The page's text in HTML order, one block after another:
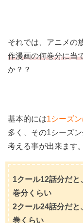
それでは、アニメの
作漫画の何巻分に当
か？？
基本的には1シーズ
多く、その1シーズ
考える事が出来ます。
1クール12話分だ
巻分くらい
2クール24話分だと
巻くらい